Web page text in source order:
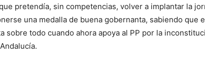
pretendía, sin competencias, volver a implantar la
una medalla de buena gobernanta, sabiendo
todo cuando ahora apoya al PP por la